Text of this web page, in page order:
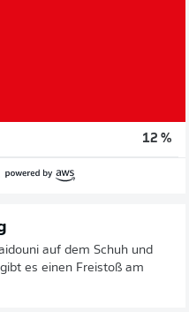
12 %
auf dem Schuh und
es einen Freistoß am